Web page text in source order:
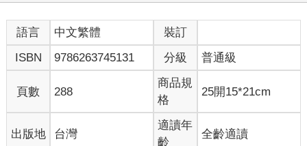
語言 中文繁體
裝訂
ISBN
9786263745131 分級 普通級
頁數 288
商品規
格
25開15*21cm
出版地 台灣
適讀年
齡
全齡適讀